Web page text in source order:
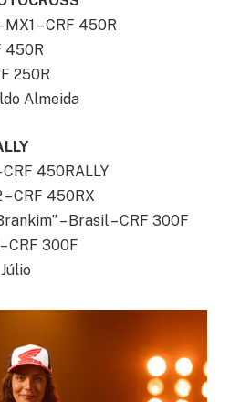
– CRF 450R
450R
250R
Almeida
CRF 450RALLY
CRF 450RX
– Brasil – CRF 300F
CRF 300F